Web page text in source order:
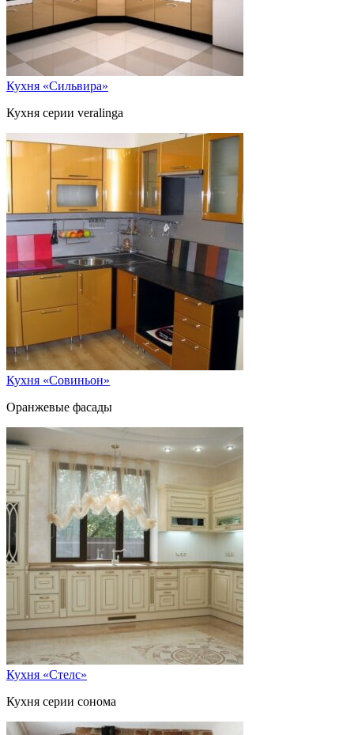
Кухня «Сильвира»
Кухня серии veralinga
Кухня «Совиньон»
Оранжевые фасады
Кухня «Стелс»
Кухня серии сонома